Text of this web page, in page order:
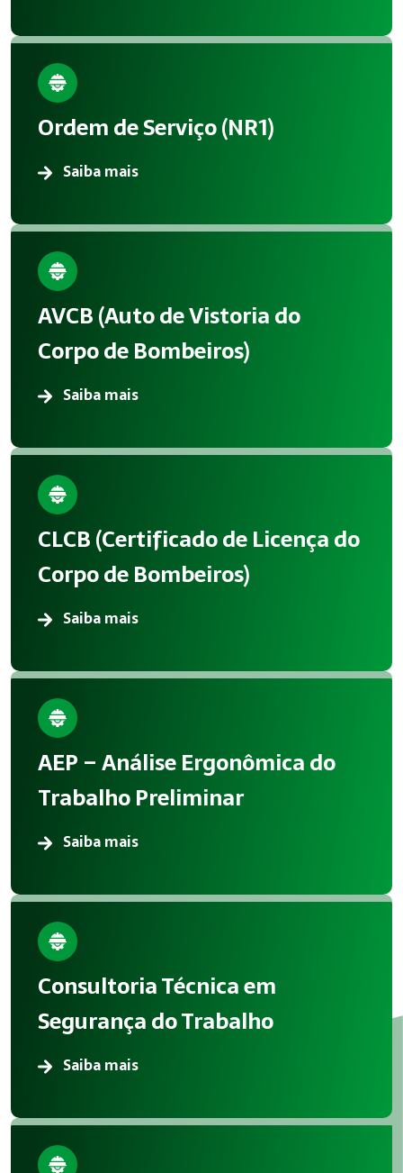
Ordem de Serviço (NR1)
Saiba mais
AVCB (Auto de Vistoria do
Corpo de Bombeiros)
Saiba mais
CLCB (Certificado de Licença do
Corpo de Bombeiros)
Saiba mais
AEP – Análise Ergonômica do
Trabalho Preliminar
Saiba mais
Consultoria Técnica em
Segurança do Trabalho
Saiba mais